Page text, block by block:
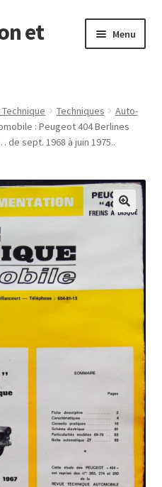
et
Menu
Techniques
Auto-
: Peugeot 404 Berlines
de sept. 1968 à juin 1975..